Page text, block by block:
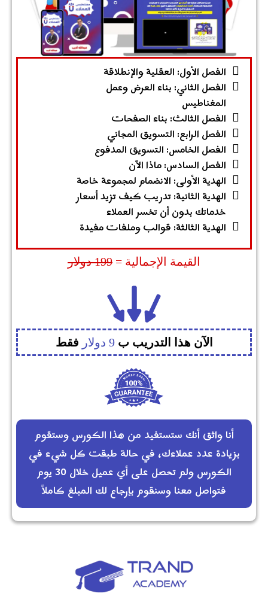
الفصل الأول: العقلية والإنطلاقة
الفصل الثاني: بناء العرض وعمل
المغناطيس
الفصل الثالث: بناء الصفحات
الفصل الرابع: التسويق المجاني
الفصل الخامس: التسويق المدفوع
الفصل السادس: ماذا الآن
الهدية الأولى: الانضمام لمجموعة خاصة
الهدية الثانية: تدريب كيف تزيد أسعار
خدماتك بدون أن تخسر العملاء
الهدية الثالثة: قوالب وملفات مفيدة
القيمة الإجمالية = 199 دولار
الآن هذا التدريب ب 9 دولار فقط
أنا واثق أنك ستستفيد من هذا الكورس وستقوم
بزيادة عدد عملاءك، في حالة طبقت كل شيء في
الكورس ولم تحصل على أي عميل خلال 30 يوم
فتواصل معنا وسنقوم بإرجاع لك المبلغ كاملاً